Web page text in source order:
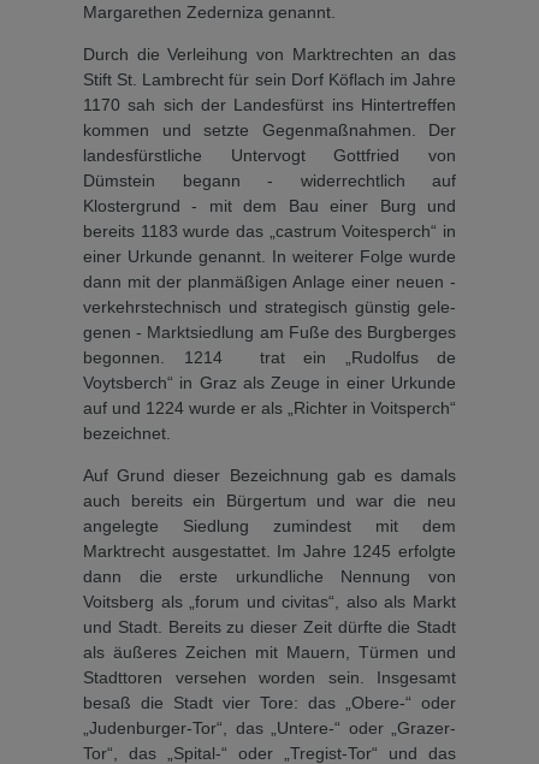
Margarethen Zederniza ge­nannt.
Durch die Verleihung von Marktrechten an das
Stift St. Lambrecht für sein Dorf Köflach im Jahre
1170 sah sich der Landesfürst ins Hintertreffen
kommen und setzte Gegenmaßnahmen. Der
landesfürst­liche Untervogt Gottfried von
Dümstein begann - widerrecht­lich auf
Klostergrund - mit dem Bau einer Burg und
bereits 1183 wurde das „castrum Voites­perch“ in
einer Urkunde ge­nannt. In weiterer Folge wurde
dann mit der planmäßigen Anlage einer neuen -
verkehrstechnisch und strategisch günstig gele­
genen - Marktsiedlung am Fuße des Burgberges
begonnen. 1214 trat ein „Rudolfus de
Voytsberch“ in Graz als Zeuge in einer Urkunde
auf und 1224 wurde er als „Richter in Voitsperch“
bezeichnet.
Auf Grund dieser Bezeichnung gab es damals
auch bereits ein Bürgertum und war die neu
angelegte Siedlung zumindest mit dem
Marktrecht ausgestat­tet. Im Jahre 1245 erfolgte
dann die erste urkundliche Nennung von
Voitsberg als „forum und civitas“, also als Markt
und Stadt. Bereits zu dieser Zeit dürfte die Stadt
als äußeres Zeichen mit Mauern, Türmen und
Stadttoren versehen wor­den sein. Insgesamt
besaß die Stadt vier Tore: das „Obere-“ oder
„Judenburger-Tor“, das „Unte­re-“ oder „Grazer-
Tor“, das „Spi­tal-“ oder „Tregist-Tor“ und das